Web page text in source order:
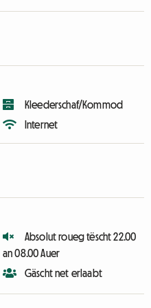
Kleederschaf/Kommod
Internet
Absolut roueg tëscht 22.00
an 08.00 Auer
Gäscht net erlaabt